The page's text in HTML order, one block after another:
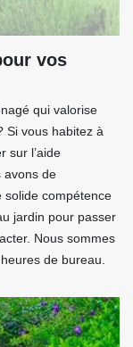
vos
qui valorise
Si vous habitez à
sur l’aide
avons de
solide compétence
jardin pour passer
Nous sommes
de bureau.